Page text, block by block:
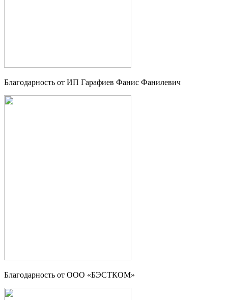
Благодарность от ИП Гарафиев Фанис Фанилевич
Благодарность от ООО «БЭСТКОМ»